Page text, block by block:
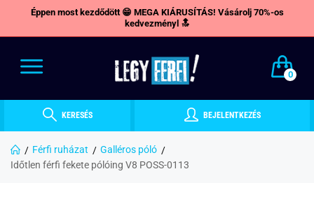
Éppen most kezdődött 😁 MEGA KIÁRUSÍTÁS! Vásárolj 70%-os
kedvezményl 🔝
0
KERESÉS BEJELENTKEZÉS
Férfi ruházat
Galléros póló
Időtlen férfi fekete pólóing V8 POSS-0113